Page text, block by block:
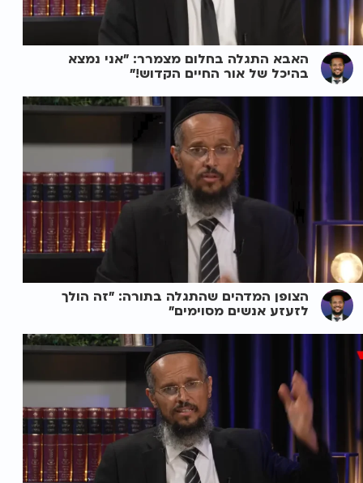
האבא התגלה בחלום מצמרר: "אני נמצא
בהיכל של אור החיים הקדוש!"
הצופן המדהים שהתגלה בתורה: "זה הולך
לזעזע אנשים מסוימים"